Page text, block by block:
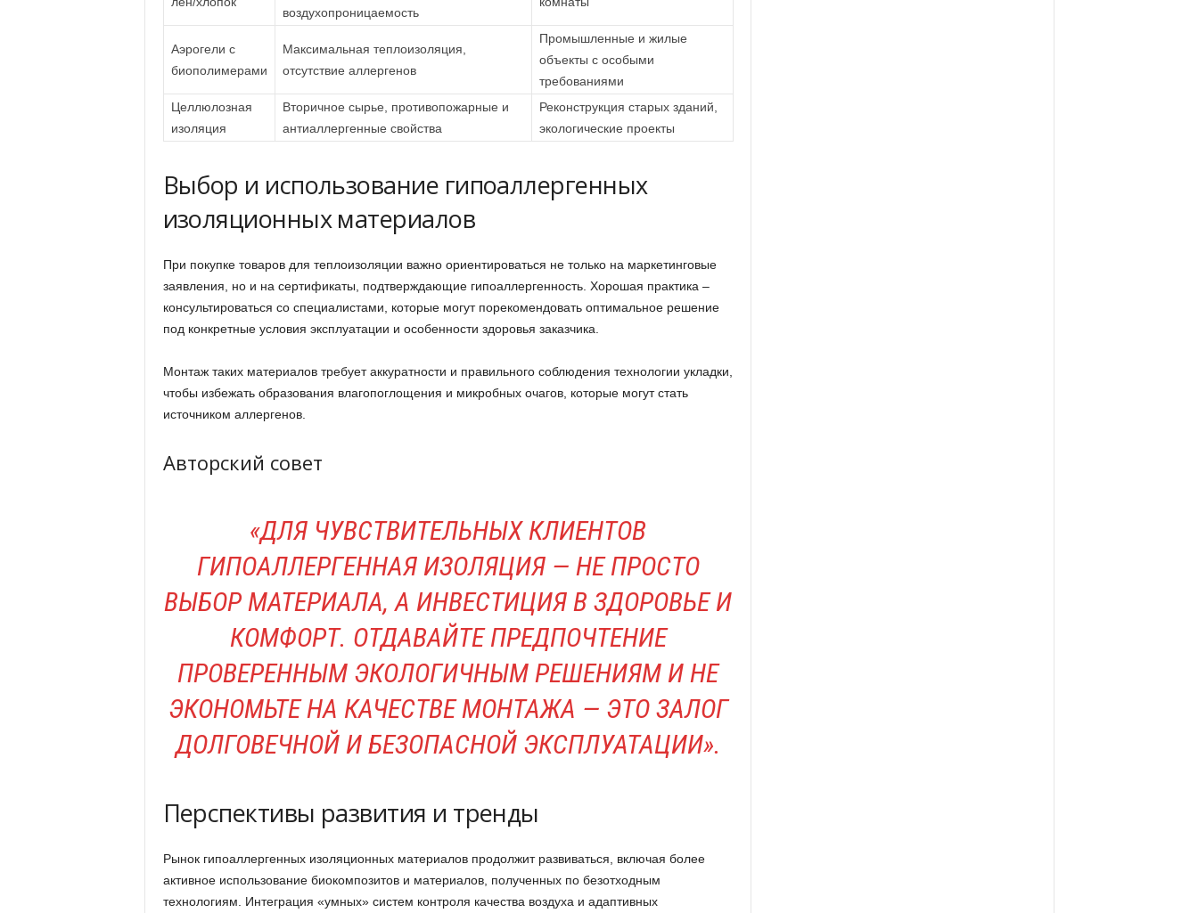
воздухопроницаемость
Аэрогели с
биополимерами
Максимальная теплоизоляция,
отсутствие аллергенов
Промышленные и жилые
объекты с особыми
требованиями
Целлюлозная
изоляция
Вторичное сырье, противопожарные и
антиаллергенные свойства
Реконструкция старых зданий,
экологические проекты
Выбор и использование гипоаллергенных
изоляционных материалов
При покупке товаров для теплоизоляции важно ориентироваться не только на маркетинговые
заявления, но и на сертификаты, подтверждающие гипоаллергенность. Хорошая практика –
консультироваться со специалистами, которые могут порекомендовать оптимальное решение
под конкретные условия эксплуатации и особенности здоровья заказчика.
Монтаж таких материалов требует аккуратности и правильного соблюдения технологии укладки,
чтобы избежать образования влагопоглощения и микробных очагов, которые могут стать
источником аллергенов.
Авторский совет
«ДЛЯ ЧУВСТВИТЕЛЬНЫХ КЛИЕНТОВ
ГИПОАЛЛЕРГЕННАЯ ИЗОЛЯЦИЯ — НЕ ПРОСТО
ВЫБОР МАТЕРИАЛА, А ИНВЕСТИЦИЯ В ЗДОРОВЬЕ И
КОМФОРТ. ОТДАВАЙТЕ ПРЕДПОЧТЕНИЕ
ПРОВЕРЕННЫМ ЭКОЛОГИЧНЫМ РЕШЕНИЯМ И НЕ
ЭКОНОМЬТЕ НА КАЧЕСТВЕ МОНТАЖА — ЭТО ЗАЛОГ
ДОЛГОВЕЧНОЙ И БЕЗОПАСНОЙ ЭКСПЛУАТАЦИИ».
Перспективы развития и тренды
Рынок гипоаллергенных изоляционных материалов продолжит развиваться, включая более
активное использование биокомпозитов и материалов, полученных по безотходным
технологиям. Интеграция «умных» систем контроля качества воздуха и адаптивных